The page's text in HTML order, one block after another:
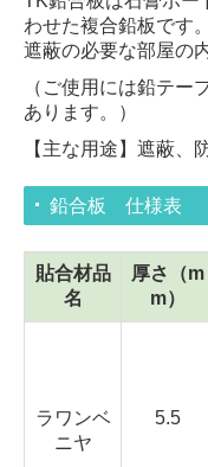
わせた複合鉛板です。
遮蔽の必要な部屋の
（ご使用には鉛テー
あります。）
【主な用途】遮蔽、
鉛合板 仕様表
貼合材品
名
厚さ（m
m）
ラワンベ
ニヤ
5.5